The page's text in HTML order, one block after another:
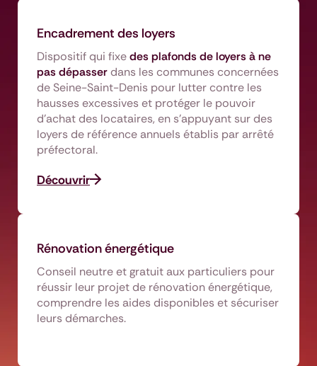
Encadrement des loyers
Dispositif qui fixedes plafonds de loyers à ne
pas dépasserdans les communes concernées
de Seine-Saint-Denis pour lutter contre les
hausses excessives et protéger le pouvoir
d’achat des locataires, en s’appuyant sur des
loyers de référence annuels établis par arrêté
préfectoral.
Découvrir
Rénovation énergétique
Conseil neutre et gratuit aux particuliers pour
réussir leur projet de rénovation énergétique,
comprendre les aides disponibles et sécuriser
leurs démarches.